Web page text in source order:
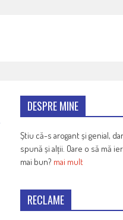
DESPRE MINE
Știu că-s arogant și genial,
spună și alții. Oare o să mă
mai bun? mai mult
RECLAME